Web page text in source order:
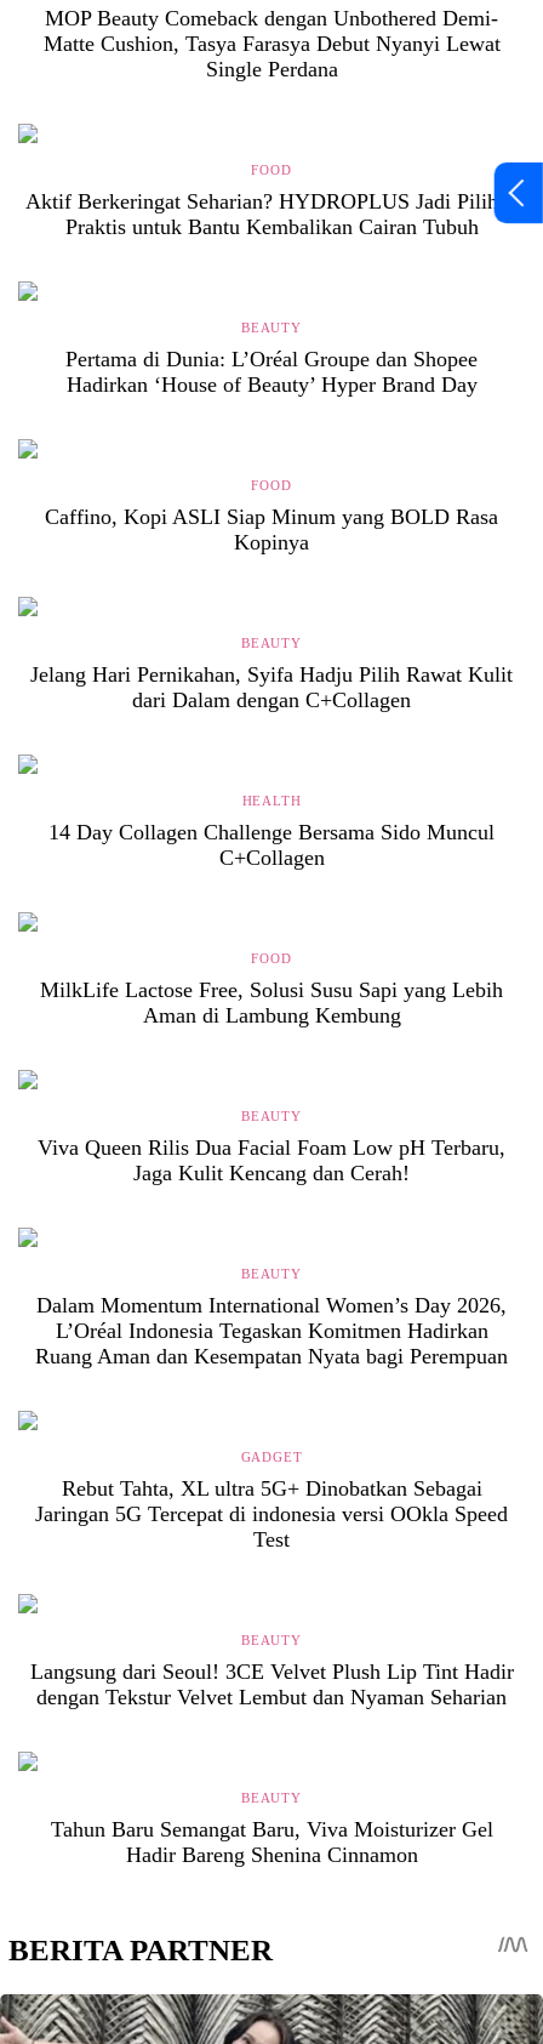
MOP Beauty Comeback dengan Unbothered Demi-
Matte Cushion, Tasya Farasya Debut Nyanyi Lewat
Single Perdana
FOOD
Aktif Berkeringat Seharian? HYDROPLUS Jadi Pilihan
Praktis untuk Bantu Kembalikan Cairan Tubuh
BEAUTY
Pertama di Dunia: L’Oréal Groupe dan Shopee
Hadirkan ‘House of Beauty’ Hyper Brand Day
FOOD
Caffino, Kopi ASLI Siap Minum yang BOLD Rasa
Kopinya
BEAUTY
Jelang Hari Pernikahan, Syifa Hadju Pilih Rawat Kulit
dari Dalam dengan C+Collagen
HEALTH
14 Day Collagen Challenge Bersama Sido Muncul
C+Collagen
FOOD
MilkLife Lactose Free, Solusi Susu Sapi yang Lebih
Aman di Lambung Kembung
BEAUTY
Viva Queen Rilis Dua Facial Foam Low pH Terbaru,
Jaga Kulit Kencang dan Cerah!
BEAUTY
Dalam Momentum International Women’s Day 2026,
L’Oréal Indonesia Tegaskan Komitmen Hadirkan
Ruang Aman dan Kesempatan Nyata bagi Perempuan
GADGET
Rebut Tahta, XL ultra 5G+ Dinobatkan Sebagai
Jaringan 5G Tercepat di indonesia versi OOkla Speed
Test
BEAUTY
Langsung dari Seoul! 3CE Velvet Plush Lip Tint Hadir
dengan Tekstur Velvet Lembut dan Nyaman Seharian
BEAUTY
Tahun Baru Semangat Baru, Viva Moisturizer Gel
Hadir Bareng Shenina Cinnamon